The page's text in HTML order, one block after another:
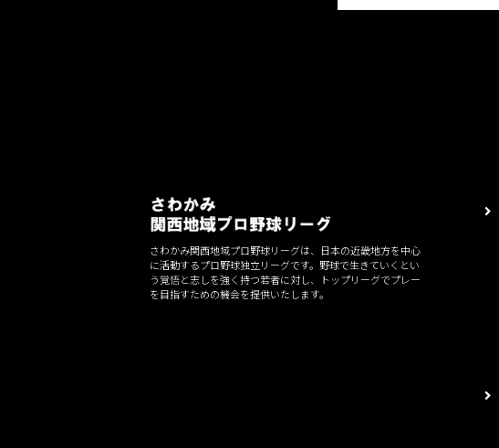
さわかみ関西地域プロ野球リーグは、日本の近畿地方を中心
に活動するプロ野球独立リーグです。野球で生きていくとい
う覚悟と志しを強く持つ若者に対し、トップリーグでプレー
を目指すための機会を提供いたします。